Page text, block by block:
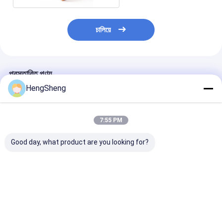
চালিয়ে
প্রস্তাবিত পণ্য
HengSheng
7:55 PM
Good day, what product are you looking for?